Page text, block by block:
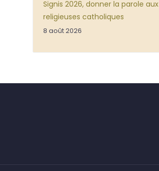
Signis 2026, donner la parole aux
religieuses catholiques
8 août 2026